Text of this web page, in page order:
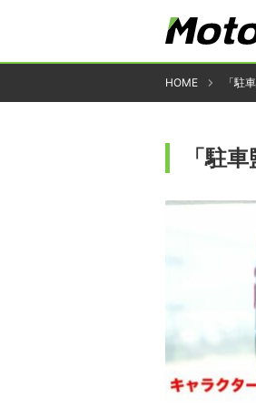
HOME 「駐
「駐